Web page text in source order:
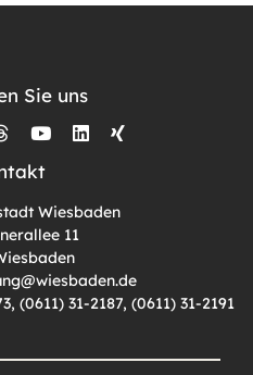
Sie uns
Wiesbaden
11
(0611) 31-2187, (0611) 31-2191